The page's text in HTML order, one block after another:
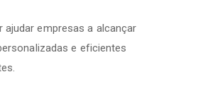
empresas a alcançar
e eficientes